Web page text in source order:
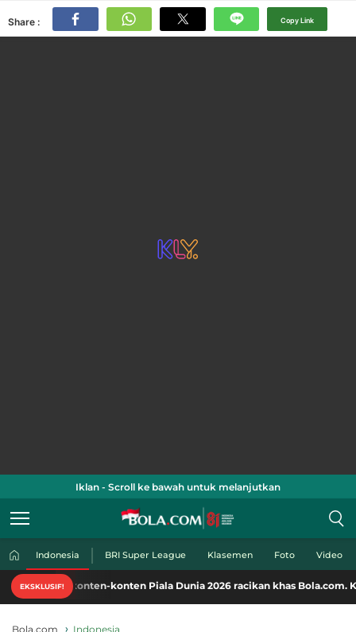
Share : Copy Link
Iklan - Scroll ke bawah untuk melanjutkan
Indonesia BRI Super League Klasemen Foto Video
EKSKLUSIF!
konten Piala Dunia 2026 racikan khas Bola.com. Klik di sini!
Bola.com Indonesia